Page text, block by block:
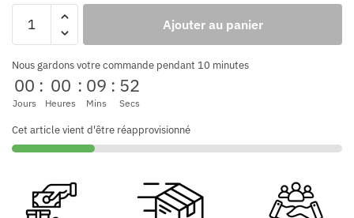
Ajouter au panier
Nous gardons votre commande pendant 10 minutes
00
Jours
: 00
Heures
: 09
Mins
: 51
Secs
Cet article vient d'être réapprovisionné